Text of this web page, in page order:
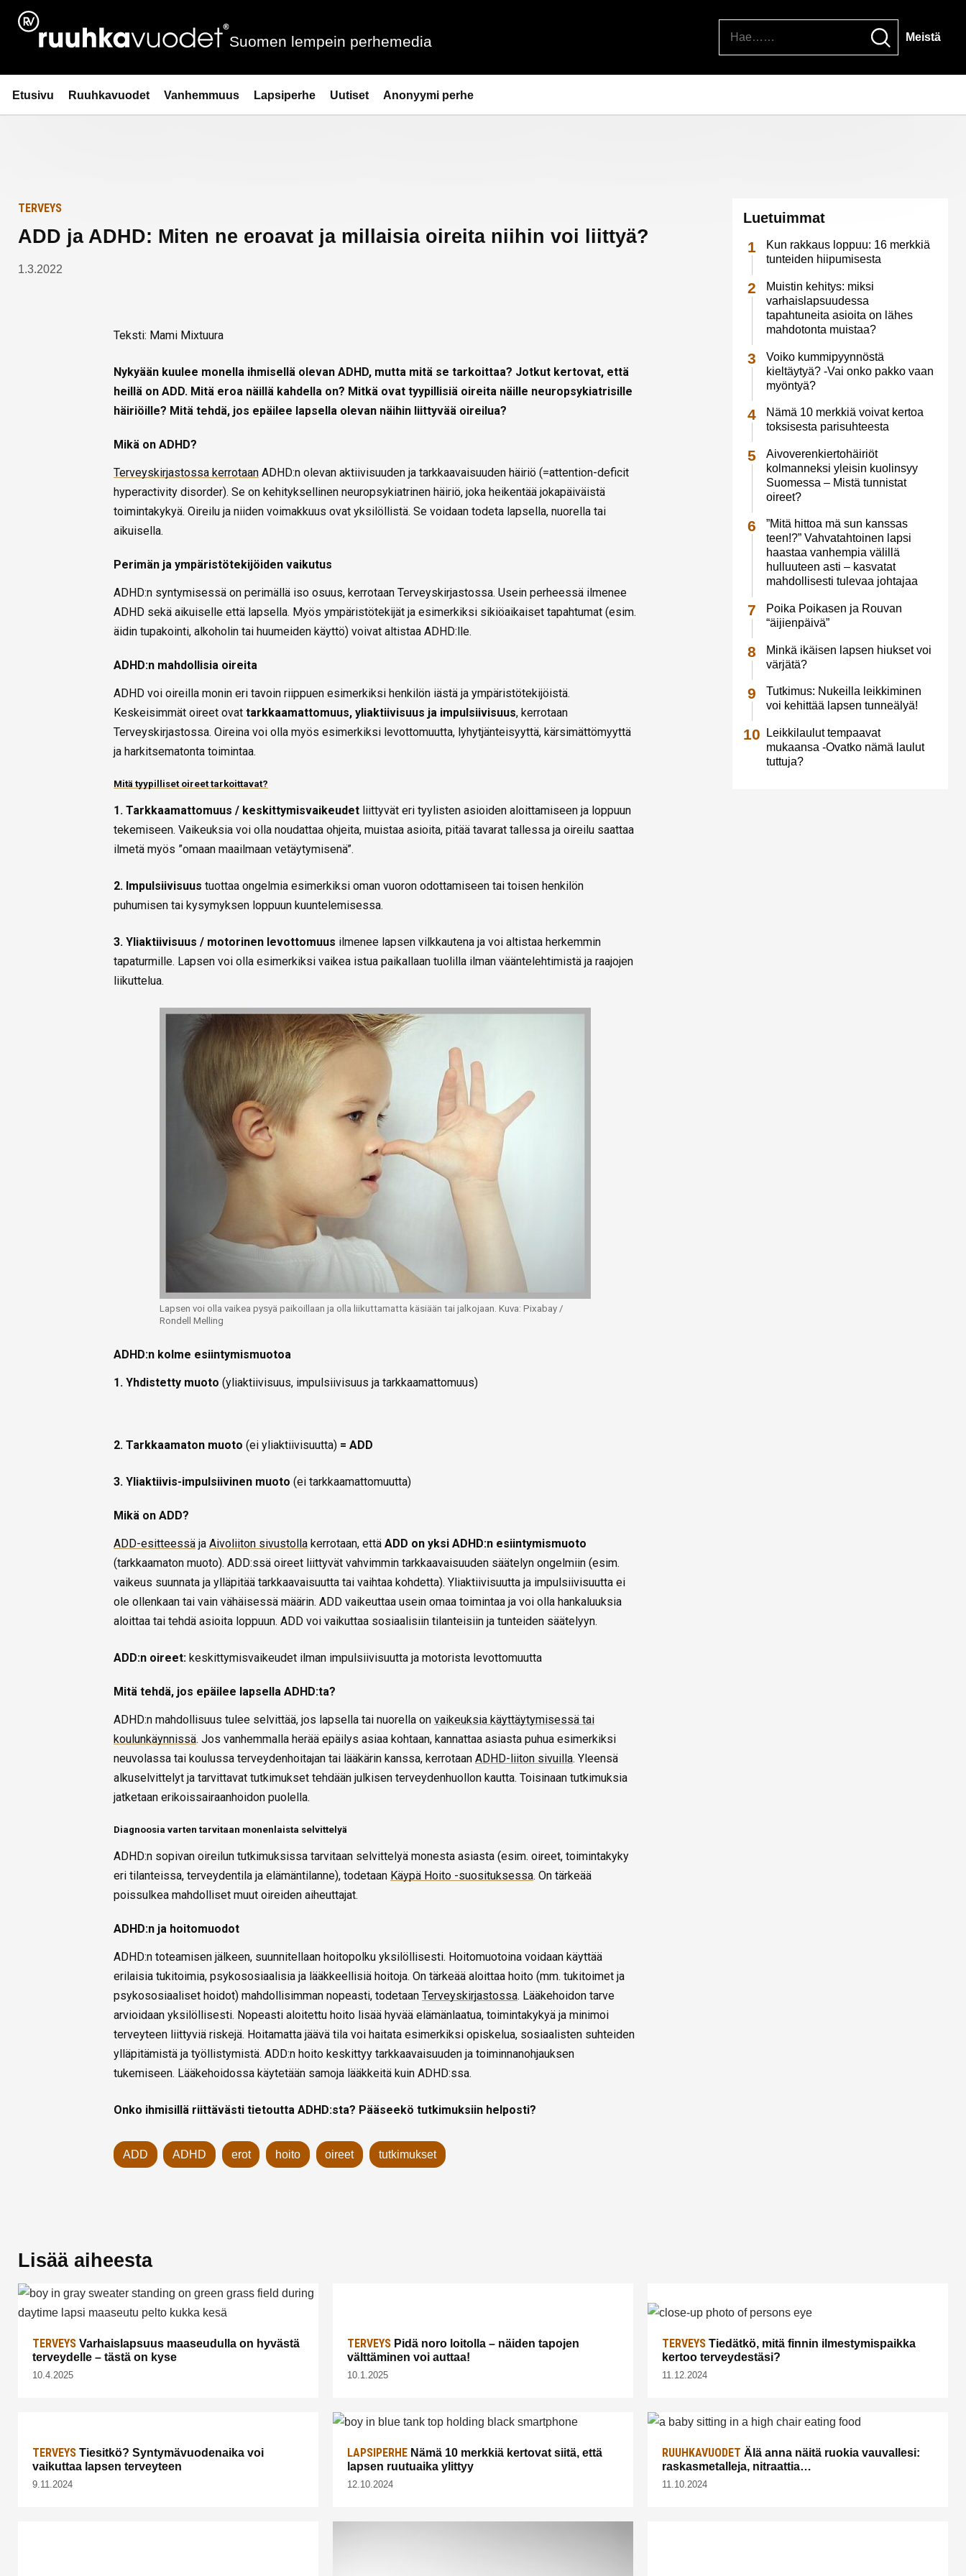
Siirry
sisältöön
Ruuhkavuodet.fi
Suomen lempein perhemedia Meistä
Etusivu Ruuhkavuodet Vanhemmuus Lapsiperhe Uutiset Anonyymi perhe
Etusivulle
TERVEYS
ADD ja ADHD: Miten ne eroavat ja millaisia oireita niihin voi liittyä?
1.3.2022
Teksti: Mami Mixtuura
Nykyään kuulee monella ihmisellä olevan ADHD, mutta mitä se tarkoittaa? Jotkut kertovat, että
heillä on ADD. Mitä eroa näillä kahdella on? Mitkä ovat tyypillisiä oireita näille neuropsykiatrisille
häiriöille? Mitä tehdä, jos epäilee lapsella olevan näihin liittyvää oireilua?
Mikä on ADHD?
Terveyskirjastossa kerrotaan ADHD:n olevan aktiivisuuden ja tarkkaavaisuuden häiriö (=attention-deficit
hyperactivity disorder). Se on kehityksellinen neuropsykiatrinen häiriö, joka heikentää jokapäiväistä
toimintakykyä. Oireilu ja niiden voimakkuus ovat yksilöllistä. Se voidaan todeta lapsella, nuorella tai
aikuisella.
Perimän ja ympäristötekijöiden vaikutus
ADHD:n syntymisessä on perimällä iso osuus, kerrotaan Terveyskirjastossa. Usein perheessä ilmenee
ADHD sekä aikuiselle että lapsella. Myös ympäristötekijät ja esimerkiksi sikiöaikaiset tapahtumat (esim.
äidin tupakointi, alkoholin tai huumeiden käyttö) voivat altistaa ADHD:lle.
ADHD:n mahdollisia oireita
ADHD voi oireilla monin eri tavoin riippuen esimerkiksi henkilön iästä ja ympäristötekijöistä.
Keskeisimmät oireet ovat tarkkaamattomuus, yliaktiivisuus ja impulsiivisuus, kerrotaan
Terveyskirjastossa. Oireina voi olla myös esimerkiksi levottomuutta, lyhytjänteisyyttä, kärsimättömyyttä
ja harkitsematonta toimintaa.
Mitä tyypilliset oireet tarkoittavat?
1. Tarkkaamattomuus / keskittymisvaikeudet liittyvät eri tyylisten asioiden aloittamiseen ja loppuun
tekemiseen. Vaikeuksia voi olla noudattaa ohjeita, muistaa asioita, pitää tavarat tallessa ja oireilu saattaa
ilmetä myös ”omaan maailmaan vetäytymisenä”.
2. Impulsiivisuus tuottaa ongelmia esimerkiksi oman vuoron odottamiseen tai toisen henkilön
puhumisen tai kysymyksen loppuun kuuntelemisessa.
3. Yliaktiivisuus / motorinen levottomuus ilmenee lapsen vilkkautena ja voi altistaa herkemmin
tapaturmille. Lapsen voi olla esimerkiksi vaikea istua paikallaan tuolilla ilman vääntelehtimistä ja raajojen
liikuttelua.
Lapsen voi olla vaikea pysyä paikoillaan ja olla liikuttamatta käsiään tai jalkojaan. Kuva: Pixabay /
Rondell Melling
ADHD:n kolme esiintymismuotoa
1. Yhdistetty muoto (yliaktiivisuus, impulsiivisuus ja tarkkaamattomuus)
2. Tarkkaamaton muoto (ei yliaktiivisuutta) = ADD
3. Yliaktiivis-impulsiivinen muoto (ei tarkkaamattomuutta)
Mikä on ADD?
ADD-esitteessä ja Aivoliiton sivustolla kerrotaan, että ADD on yksi ADHD:n esiintymismuoto
(tarkkaamaton muoto). ADD:ssä oireet liittyvät vahvimmin tarkkaavaisuuden säätelyn ongelmiin (esim.
vaikeus suunnata ja ylläpitää tarkkaavaisuutta tai vaihtaa kohdetta). Yliaktiivisuutta ja impulsiivisuutta ei
ole ollenkaan tai vain vähäisessä määrin. ADD vaikeuttaa usein omaa toimintaa ja voi olla hankaluuksia
aloittaa tai tehdä asioita loppuun. ADD voi vaikuttaa sosiaalisiin tilanteisiin ja tunteiden säätelyyn.
ADD:n oireet: keskittymisvaikeudet ilman impulsiivisuutta ja motorista levottomuutta
Mitä tehdä, jos epäilee lapsella ADHD:ta?
ADHD:n mahdollisuus tulee selvittää, jos lapsella tai nuorella on vaikeuksia käyttäytymisessä tai
koulunkäynnissä. Jos vanhemmalla herää epäilys asiaa kohtaan, kannattaa asiasta puhua esimerkiksi
neuvolassa tai koulussa terveydenhoitajan tai lääkärin kanssa, kerrotaan ADHD-liiton sivuilla. Yleensä
alkuselvittelyt ja tarvittavat tutkimukset tehdään julkisen terveydenhuollon kautta. Toisinaan tutkimuksia
jatketaan erikoissairaanhoidon puolella.
Diagnoosia varten tarvitaan monenlaista selvittelyä
ADHD:n sopivan oireilun tutkimuksissa tarvitaan selvittelyä monesta asiasta (esim. oireet, toimintakyky
eri tilanteissa, terveydentila ja elämäntilanne), todetaan Käypä Hoito -suosituksessa. On tärkeää
poissulkea mahdolliset muut oireiden aiheuttajat.
ADHD:n ja hoitomuodot
ADHD:n toteamisen jälkeen, suunnitellaan hoitopolku yksilöllisesti. Hoitomuotoina voidaan käyttää
erilaisia tukitoimia, psykososiaalisia ja lääkkeellisiä hoitoja. On tärkeää aloittaa hoito (mm. tukitoimet ja
psykososiaaliset hoidot) mahdollisimman nopeasti, todetaan Terveyskirjastossa. Lääkehoidon tarve
arvioidaan yksilöllisesti. Nopeasti aloitettu hoito lisää hyvää elämänlaatua, toimintakykyä ja minimoi
terveyteen liittyviä riskejä. Hoitamatta jäävä tila voi haitata esimerkiksi opiskelua, sosiaalisten suhteiden
ylläpitämistä ja työllistymistä. ADD:n hoito keskittyy tarkkaavaisuuden ja toiminnanohjauksen
tukemiseen. Lääkehoidossa käytetään samoja lääkkeitä kuin ADHD:ssa.
Onko ihmisillä riittävästi tietoutta ADHD:sta? Pääseekö tutkimuksiin helposti?
ADD ADHD erot hoito oireet tutkimukset
Luetuimmat
Kun rakkaus loppuu: 16 merkkiä
tunteiden hiipumisesta
Muistin kehitys: miksi
varhaislapsuudessa
tapahtuneita asioita on lähes
mahdotonta muistaa?
Voiko kummipyynnöstä
kieltäytyä? -Vai onko pakko vaan
myöntyä?
Nämä 10 merkkiä voivat kertoa
toksisesta parisuhteesta
Aivoverenkiertohäiriöt
kolmanneksi yleisin kuolinsyy
Suomessa – Mistä tunnistat
oireet?
”Mitä hittoa mä sun kanssas
teen!?” Vahvatahtoinen lapsi
haastaa vanhempia välillä
hulluuteen asti – kasvatat
mahdollisesti tulevaa johtajaa
Poika Poikasen ja Rouvan
“äijienpäivä”
Minkä ikäisen lapsen hiukset voi
värjätä?
Tutkimus: Nukeilla leikkiminen
voi kehittää lapsen tunneälyä!
Leikkilaulut tempaavat
mukaansa -Ovatko nämä laulut
tuttuja?
Lisää aiheesta
TERVEYS Varhaislapsuus maaseudulla on hyvästä
terveydelle – tästä on kyse
10.4.2025
TERVEYS Pidä noro loitolla – näiden tapojen
välttäminen voi auttaa!
10.1.2025
TERVEYS Tiedätkö, mitä finnin ilmestymispaikka
kertoo terveydestäsi?
11.12.2024
TERVEYS Tiesitkö? Syntymävuodenaika voi
vaikuttaa lapsen terveyteen
9.11.2024
LAPSIPERHE Nämä 10 merkkiä kertovat siitä, että
lapsen ruutuaika ylittyy
12.10.2024
RUUHKAVUODET Älä anna näitä ruokia vauvallesi:
raskasmetalleja, nitraattia…
11.10.2024